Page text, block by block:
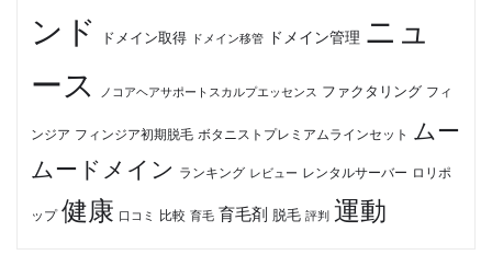
ンド
ドメイン取得 ドメイン移管 ドメイン管理 ニュ
ース
ノコアヘアサポートスカルプエッセンス ファクタリング フィ
ンジア フィンジア初期脱毛 ボタニストプレミアムラインセット
ムー
ムードメイン ランキング レビュー レンタルサーバー ロリポ
ップ 健康 口コミ 比較 育毛 育毛剤 脱毛 評判 運動